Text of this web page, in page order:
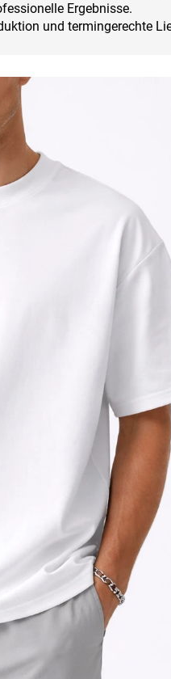
Ergebnisse.
und termingerechte